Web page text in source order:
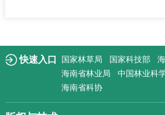
快速入口 国家林草局 国家科技部
海南省林业局
中国林业科
海南省科协